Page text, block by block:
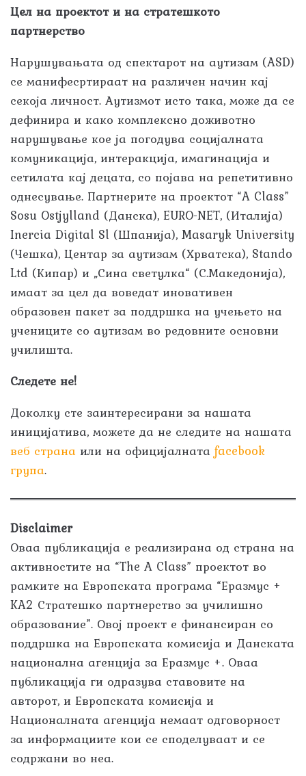
Цел на проектот и на стратешкото
партнерство
Нарушувањата од спектарот на аутизам (ASD)
се манифесртираат на различен начин кај
секоја личност. Аутизмот исто така, може да се
дефинира и како комплексно доживотно
нарушување кое ја погодува социјалната
комуникација, интеракција, имагинација и
сетилата кај децата, со појава на репетитивно
однесување. Партнерите на проектот “A Class”
Sosu Ostjylland (Данска), EURO-NET, (Италија)
Inercia Digital Sl (Шпанија), Masaryk University
(Чешка), Центар за аутизам (Хрватска), Stando
Ltd (Кипар) и „Сина светулка“ (С.Македонија),
имаат за цел да воведат иновативен
образовен пакет за поддршка на учењето на
учениците со аутизам во редовните основни
училишта.
Следете не!
Доколку сте заинтересирани за нашата
иницијатива, можете да не следите на нашата
веб страна или на официјалната facebook
група.
Disclaimer
Оваа публикација е реализирана од страна на
активностите на “The A Class” проектот во
рамките на Европската програма “Еразмус +
KA2 Стратешко партнерство за училишно
образование”. Овој проект е финансиран со
поддршка на Европската комисија и Данската
национална агенција за Еразмус +. Оваа
публикација ги одразува ставовите на
авторот, и Европската комисија и
Националната агенција немаат одговорност
за информациите кои се споделуваат и се
содржани во неа.